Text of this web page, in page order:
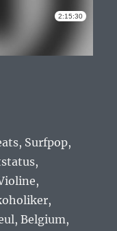
Surfpop,
Belgium,